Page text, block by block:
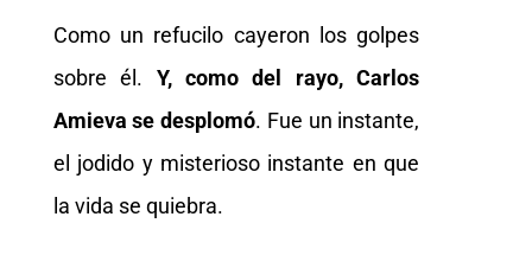
Como un refucilo cayeron los golpes
sobre él. Y, como del rayo, Carlos
Amieva se desplomó. Fue un instante,
el jodido y misterioso instante en que
la vida se quiebra.